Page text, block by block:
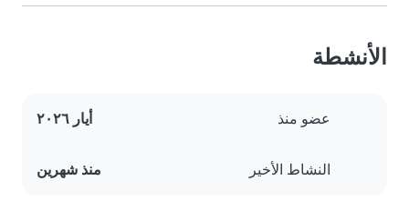
الأنشطة
عضو منذ أيار ٢٠٢٦
النشاط الأخير منذ شهرين